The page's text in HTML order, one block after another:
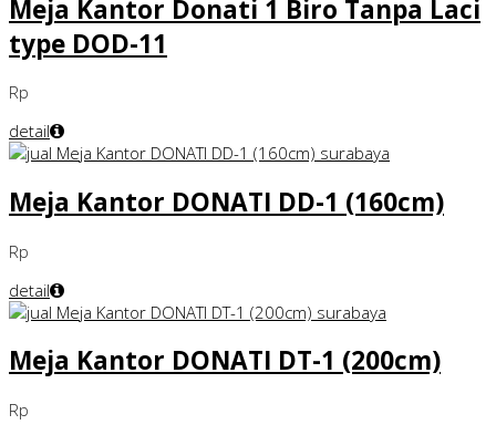
Meja Kantor Donati 1 Biro Tanpa Laci
type DOD-11
Rp
detail
Meja Kantor DONATI DD-1 (160cm)
Rp
detail
Meja Kantor DONATI DT-1 (200cm)
Rp